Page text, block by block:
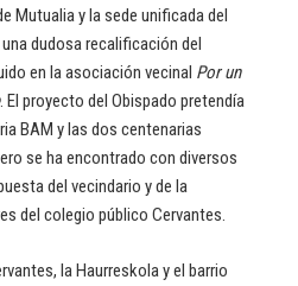
Mutualia y la sede unificada del
dudosa recalificación del
en la asociación vecinal Por un
. El proyecto del Obispado pretendía
BAM y las dos centenarias
se ha encontrado con diversos
del vecindario y de la
del colegio público Cervantes.
la Haurreskola y el barrio